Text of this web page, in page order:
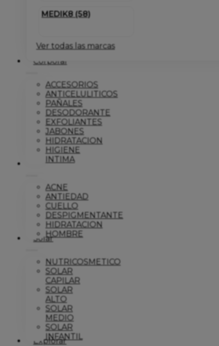
MEDIK8 (58)
Ver todas las marcas
Corporal
ACCESORIOS
ANTICELULITICOS
PAÑALES
DESODORANTE
EXFOLIANTES
JABONES
HIDRATACION
HIGIENE
INTIMA
Dermo
ACNE
ANTIEDAD
CUELLO
DESPIGMENTANTE
HIDRATACION
HOMBRE
Solar
NUTRICOSMETICO
SOLAR
CAPILAR
SOLAR
ALTO
SOLAR
MEDIO
SOLAR
INFANTIL
Explorar